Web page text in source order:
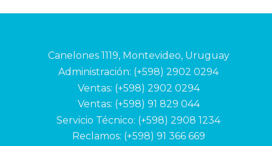
Canelones 1119, Montevideo, Uruguay
Administración: (+598) 2902 0294
Ventas: (+598) 2902 0294
Ventas: (+598) 91 829 044
Servicio Técnico: (+598) 2908 1234
Reclamos: (+598) 91 366 669